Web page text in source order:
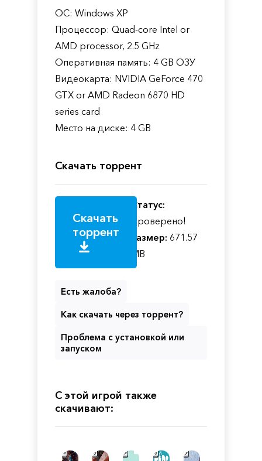
ОС: Windows XP
Процессор: Quad-core Intel or
AMD processor, 2.5 GHz
Оперативная память: 4 GB ОЗУ
Видеокарта: NVIDIA GeForce 470
GTX or AMD Radeon 6870 HD
series card
Место на диске: 4 GB
Скачать торрент
Скачать
торрент
Статус:
Проверено!
Размер: 671.57
MB
Есть жалоба?
Как скачать через торрент?
Проблема с установкой или
запуском
С этой игрой также
скачивают: